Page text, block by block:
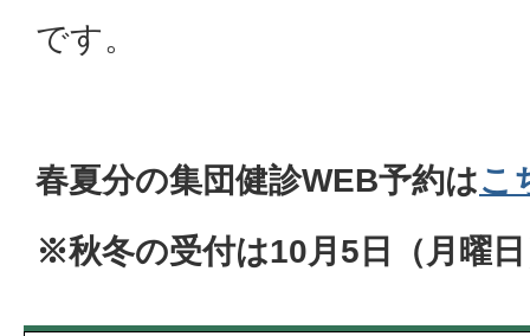
です。
春夏分の集団健診WEB予約はこ
※秋冬の受付は10月5日（月曜